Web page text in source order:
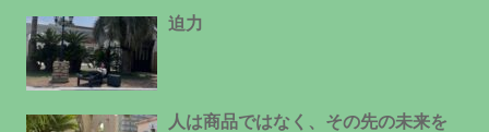
迫力
人は商品ではなく、その先の未来を